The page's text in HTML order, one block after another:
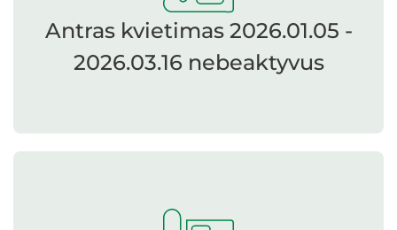
Antras kvietimas 2026.01.05 -
2026.03.16 nebeaktyvus